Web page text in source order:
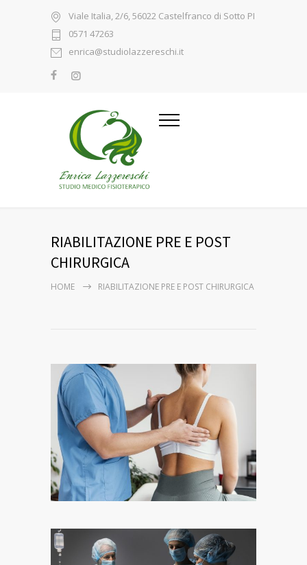
Viale Italia, 2/6, 56022 Castelfranco di Sotto PI
0571 47263
enrica@studiolazzereschi.it
RIABILITAZIONE PRE E POST
CHIRURGICA
HOME RIABILITAZIONE PRE E POST CHIRURGICA